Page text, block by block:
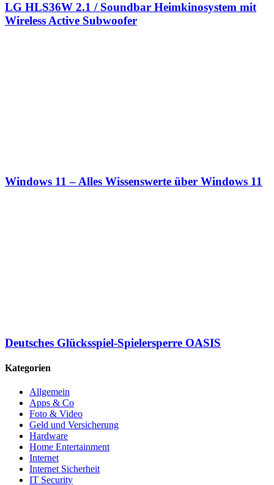
LG HLS36W 2.1 / Soundbar Heimkinosystem mit
Wireless Active Subwoofer
Windows 11 – Alles Wissenswerte über Windows 11
Deutsches Glücksspiel-Spielersperre OASIS
Kategorien
Allgemein
Apps & Co
Foto & Video
Geld und Versicherung
Hardware
Home Entertainment
Internet
Internet Sicherheit
IT Security